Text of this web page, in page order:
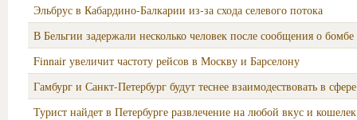
Эльбрус в Кабардино-Балкарии из-за схода селевого потока
В Бельгии задержали несколько человек после сообщения о бомбе
Finnair увеличит частоту рейсов в Москву и Барселону
Гамбург и Санкт-Петербург будут теснее взаимодествовать в
Турист найдет в Петербурге развлечение на любой вкус и кошелек